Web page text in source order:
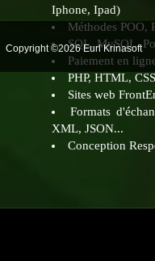
Iphone, Ipad)
Méthodes POO,
SQL, MySQL,
Paiement en
PHP, HTML,
Sites web
Formats
XML, JSON...
Conception
Copyright ©2026 Eurl Krinasoft